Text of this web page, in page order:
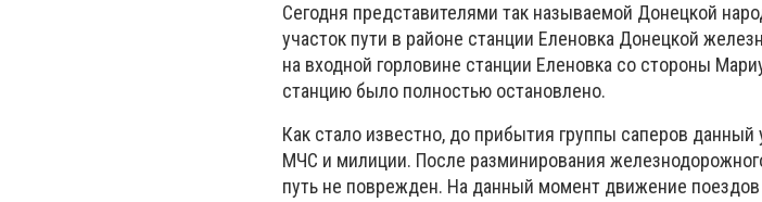
Сегодня представителями так называемой Донецкой
участок пути в районе станции Еленовка Донецкой
на входной горловине станции Еленовка со стороны
станцию было полностью остановлено.
Как стало известно, до прибытия группы саперов
МЧС и милиции. После разминирования
путь не поврежден. На данный момент движение